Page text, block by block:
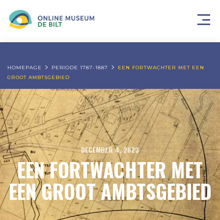
HOMEPAGE PERIODE 1787-1887
EEN FORTWACHTER MET EEN
GROOT AMBTSGEBIED
DECEMBER 4, 2023
EEN FORTWACHTER MET
EEN GROOT AMBTSGEBIED